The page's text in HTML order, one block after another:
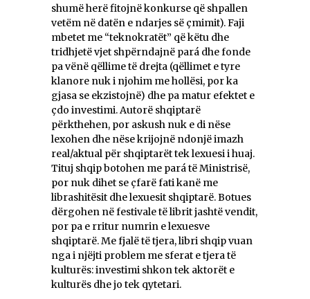
shumë herë fitojnë konkurse që shpallen
vetëm në datën e ndarjes së çmimit). Faji
mbetet me “teknokratët” që këtu dhe
tridhjetë vjet shpërndajnë pará dhe fonde
pa vënë qëllime të drejta (qëllimet e tyre
klanore nuk i njohim me hollësi, por ka
gjasa se ekzistojnë) dhe pa matur efektet e
çdo investimi. Autorë shqiptarë
përkthehen, por askush nuk e di nëse
lexohen dhe nëse krijojnë ndonjë imazh
real/aktual për shqiptarët tek lexuesi i huaj.
Tituj shqip botohen me pará të Ministrisë,
por nuk dihet se çfarë fati kanë me
librashitësit dhe lexuesit shqiptarë. Botues
dërgohen në festivale të librit jashtë vendit,
por pa e rritur numrin e lexuesve
shqiptarë. Me fjalë të tjera, libri shqip vuan
nga i njëjti problem me sferat e tjera të
kulturës: investimi shkon tek aktorët e
kulturës dhe jo tek qytetari.